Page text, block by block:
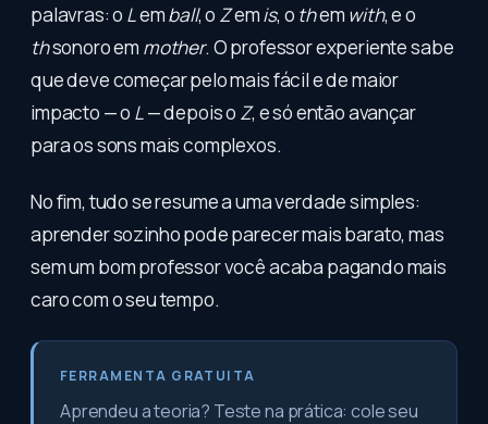
palavras: o Lemball, o Zemis, o them with, e o
thsonoro em mother. O professor experiente sabe
que deve começar pelo mais fácil e de maior
impacto — o L— depois o Z, e só então avançar
para os sons mais complexos.
No fim, tudo se resume a uma verdade simples:
aprender sozinho pode parecer mais barato, mas
sem um bom professor você acaba pagando mais
caro com o seu tempo.
FERRAMENTA GRATUITA
Aprendeu a teoria? Teste na prática: cole seu